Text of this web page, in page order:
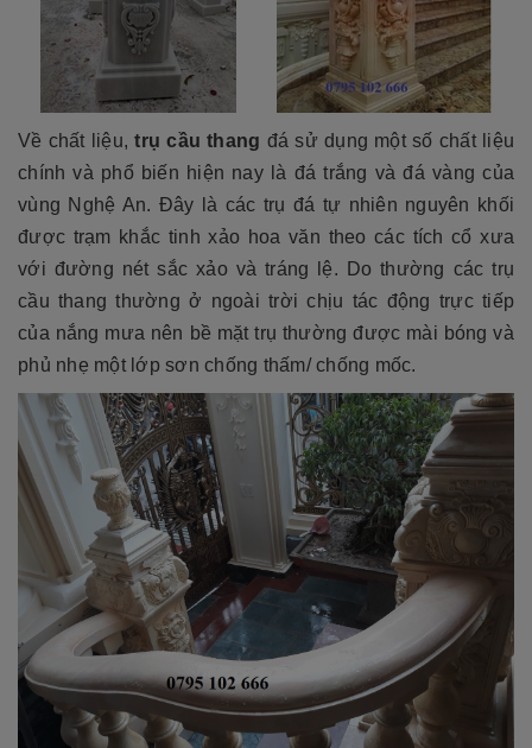
Về chất liệu,trụ cầu thang đá sử dụng một số chất liệu
chính và phổ biến hiện nay là đá trắng và đá vàng của
vùng Nghệ An. Đây là các trụ đá tự nhiên nguyên khối
được trạm khắc tinh xảo hoa văn theo các tích cổ xưa
với đường nét sắc xảo và tráng lệ. Do thường các trụ
cầu thang thường ở ngoài trời chịu tác động trực tiếp
của nắng mưa nên bề mặt trụ thường được mài bóng và
phủ nhẹ một lớp sơn chống thấm/ chống mốc.